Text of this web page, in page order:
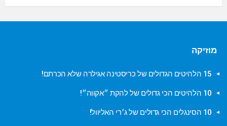
מוזיקה
15 הלהיטים הגדולים של כריסטינה אגילרה שלא הכרתם!
10 הלהיטים הכי גדולים של להקת ״אקווה״!
10 הסינגלים הכי גדולים של ג׳רי האליוול!